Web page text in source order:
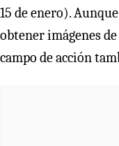
15 de enero).
obtener imágenes
campo de acción